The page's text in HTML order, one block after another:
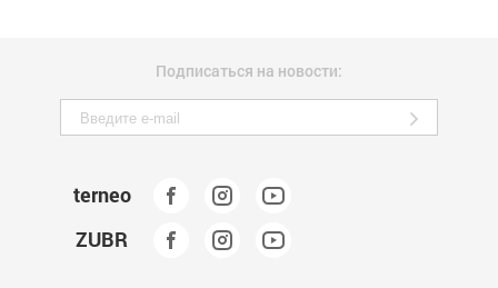
Подписаться на новости:
terneo
ZUBR